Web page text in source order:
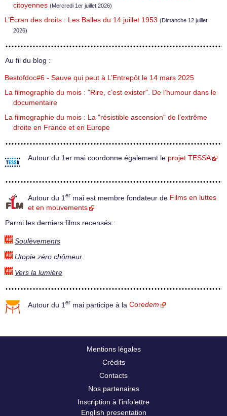
citoyennes (Mercredi 1er juillet 2026)
L’Écran des droits : Les Balles du 14 juillet 1953 (Dimanche 12 juillet
2026)
Au fil du blog :
Bestofdoc#6 - Sauve qui peut à L’Entrepôt le 14 mars 2025
La filmographie du mois : "Rire, c’est exister". De l’humour dans le
documentaire
La filmographie du mois : La "résistible ascension" de l’extrême
droite en France et en Europe
Autour du 1er mai coordonne également le projet TESSA
Autour du 1 er mai est membre fondateur de Films en luttes
et en mouvements
Parmi les derniers films recensés :
Soulèvements
Utopie zéro chômeur
Vers la lumière
Autour du 1 er mai participe à la Coredem
Mentions légales
Crédits
Contacts
Nos partenaires
Inscription à l’infolettre
English presentation